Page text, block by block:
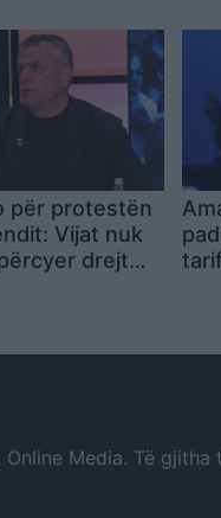
për protestën
Vijat nuk
drejt
Media. Të